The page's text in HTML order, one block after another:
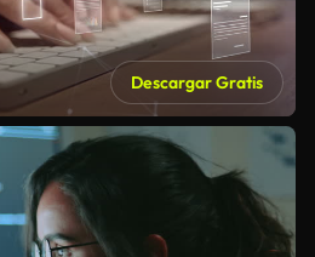
Descargar Gratis